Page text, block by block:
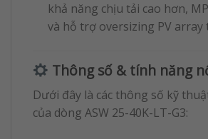
khả năng chịu tải cao hơn,
và hỗ trợ oversizing PV array
Thông số & tính năng
Dưới đây là các thông số kỹ
của dòng ASW 25-40K-LT-G3: